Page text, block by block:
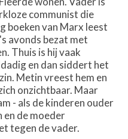
communist die
boeken van Marx leest
avonds bezat met
Thuis is hij vaak
en dan siddert het
Metin vreest hem en
onzichtbaar. Maar
- als de kinderen ouder
en de moeder
tegen de vader.